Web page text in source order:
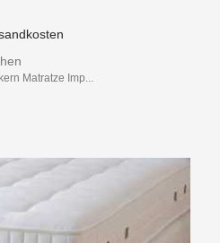
Matratze Imp...